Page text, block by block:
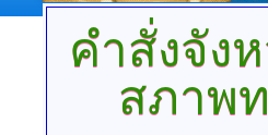
คำสั่งจัง
สภาพ